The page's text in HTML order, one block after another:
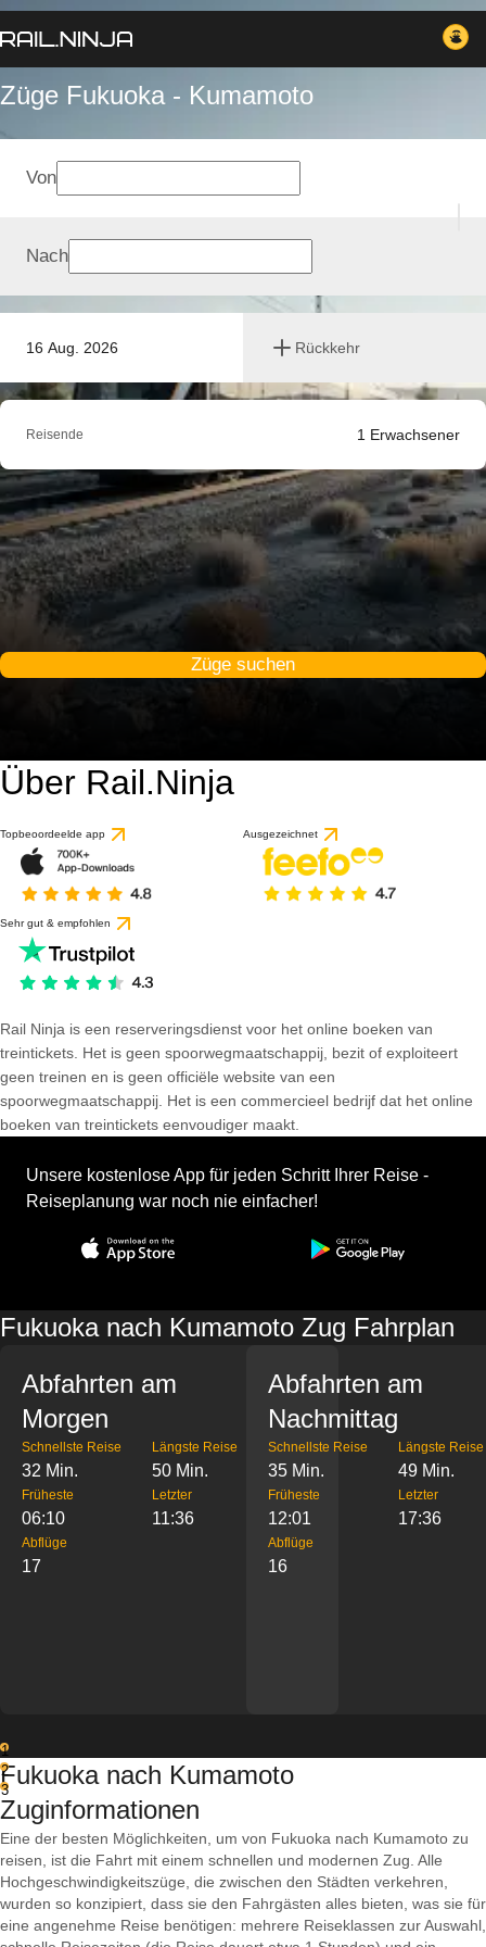
Züge Fukuoka - Kumamoto
16 Aug. 2026 Rückkehr
Von
Nach
Reisende 1 Erwachsener
Züge suchen
Über Rail.Ninja
Topbeoordeelde app Ausgezeichnet
Sehr gut & empfohlen
Rail Ninja is een reserveringsdienst voor het online boeken van
treintickets. Het is geen spoorwegmaatschappij, bezit of exploiteert
geen treinen en is geen officiële website van een
spoorwegmaatschappij. Het is een commercieel bedrijf dat het online
boeken van treintickets eenvoudiger maakt.
Unsere kostenlose App für jeden Schritt Ihrer Reise -
Reiseplanung war noch nie einfacher!
Fukuoka nach Kumamoto Zug Fahrplan
Abfahrten am
Morgen
Schnellste Reise
32 Min.
Längste Reise
50 Min.
Früheste
06:10
Letzter
11:36
Abflüge
17
Abfahrten am
Nachmittag
Schnellste Reise
35 Min.
Längste Reise
49 Min.
Früheste
12:01
Letzter
17:36
Abflüge
16
1
2
3
Fukuoka nach Kumamoto
Zuginformationen
Eine der besten Möglichkeiten, um von Fukuoka nach Kumamoto zu
reisen, ist die Fahrt mit einem schnellen und modernen Zug. Alle
Hochgeschwindigkeitszüge, die zwischen den Städten verkehren,
wurden so konzipiert, dass sie den Fahrgästen alles bieten, was sie für
eine angenehme Reise benötigen: mehrere Reiseklassen zur Auswahl,